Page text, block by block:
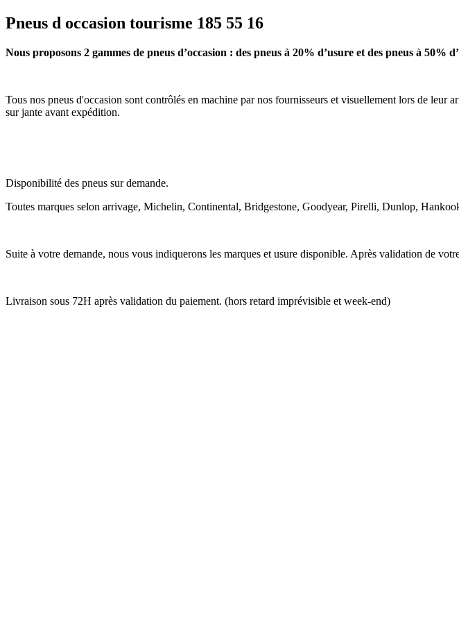
Pneus d occasion tourisme 185 55 16
Nous proposons 2 gammes de pneus d’occasion : des pneus à 20% d’usure et des pneus à 50%
Tous nos pneus d'occasion sont contrôlés en machine par nos fournisseurs et visuellement lors de
sur jante avant expédition.
Disponibilité des pneus sur demande.
Toutes marques selon arrivage, Michelin, Continental, Bridgestone, Goodyear, Pirelli, Dunlop,
Suite à votre demande, nous vous indiquerons les marques et usure disponible. Après validation de
Livraison sous 72H après validation du paiement. (hors retard imprévisible et week-end)